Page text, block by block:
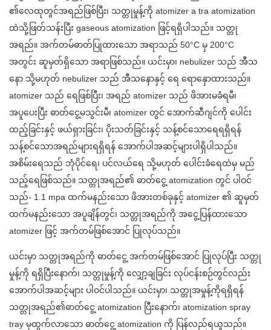
၏လေထုတွင်အရည်ဖြစ်ပြီး၊ သတ္တုမှုန့်ကို atomizer a tra atomization
ထဲသို့ဖြတ်သန်းပြီး gaseous atomization ဖြင့်ရရှိပါသည်။ သတ္တု
အရည်။ အက်တမ်ဓာတ်ပြုထားသော အရာသည် 50°C မှ 200°C
အတွင်း ဆူမှတ်ရှိသော အရာဖြစ်သည်။ ယင်းမှာ၊ nebulizer သည် အီသ
နော သို့မဟုတ် nebulizer သည် အီသနောနှင့် ရေ ရောနှောထားသည်။
atomizer သည် ရေဖြစ်ပြီး၊ အရည် atomizer သည် ဖိအားမခံရမီ၊
အပူပေးပြီး ဓာတ်ငွေ့မသွင်းမီ၊ atomizer တွင် အောက်ဆီဂျင်ကို ပေါင်း
ထည့်ခြင်းနှင့် ဖယ်ရှားခြင်း၊ ပိုးသတ်ခြင်းနှင့် သန့်စင်သောရေရရှိရန်
သန့်စင်သောအရည်များရရှိရန် အောက်ပါအဆင့်များပါရှိပါသည်။
အစိမ်းရေသည် ဘုံပိုင်ရေ၊ ပင်လယ်ရေ သို့မဟုတ် ပေါင်းခံရေထဲမှ မည်
သည့်ရေဖြစ်သည်။ သတ္တုအရည်၏ ဓာတ်ငွေ့ atomization တွင် ပါဝင်
သည်- 1.1 mpa ထက်မနည်းသော ဖိအားတစ်ခုနှင့် atomizer ၏ ဆူမှတ်
ထက်မနည်းသော အပူချိန်တွင်၊ သတ္တုအရည်ကို အငွေ့ပြန်ထားသော
atomizer ဖြင့် အက်တမ်ဖြစ်အောင် ပြုလုပ်သည်။
ယင်းမှာ သတ္တုအရည်ကို ဓာတ်ငွေ့ အက်တမ်ဖြစ်အောင် ပြုလုပ်ပြီး သတ္တု
မှုန့်ကို ရရှိပြီးနောက်၊ သတ္တုမှုန့်ကို လျှော့ချခြင်း လုပ်ငန်းစဉ်တွင်လည်း
အောက်ပါအဆင့်များ ပါဝင်ပါသည်။ ယင်းမှာ၊ သတ္တုအမှုန့်ကိုရရှိရန်
သတ္တုအရည်၏ဓာတ်ငွေ့ atomization ပြီးနောက်၊ atomization spray
tray မှထွက်လာသော ဓာတ်ငွေ့ atomization ကို ပြန်လည်ရယူသည်။